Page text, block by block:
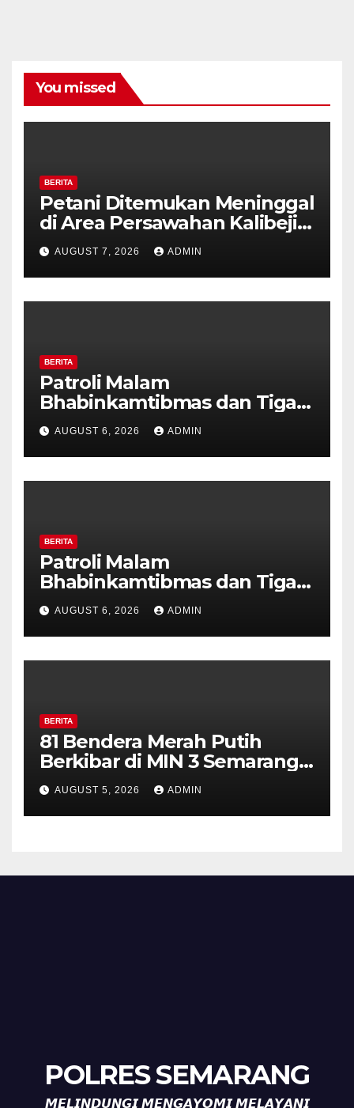
You missed
BERITA
Petani Ditemukan Meninggal
di Area Persawahan Kalibeji,
Polisi Pastikan Tidak Ada
Tanda Kekerasan
AUGUST 7, 2026 ADMIN
BERITA
Patroli Malam
Bhabinkamtibmas dan Tiga
Pilar Kelurahan Ungaran
Perkuat Kamtibmas, Warga
Diajak Aktifkan Ronda
AUGUST 6, 2026 ADMIN
BERITA
Patroli Malam
Bhabinkamtibmas dan Tiga
Pilar Kelurahan Ungaran
Perkuat Kamtibmas, Warga
Diajak Aktifkan Ronda
AUGUST 6, 2026 ADMIN
BERITA
81 Bendera Merah Putih
Berkibar di MIN 3 Semarang,
Bhabinkamtibmas Desa
Timpik Hadiri Peringatan
HUT ke-81 Kemerdekaan RI
AUGUST 5, 2026 ADMIN
POLRES SEMARANG
𝙈𝙀𝙇𝙄𝙉𝘿𝙐𝙉𝙂𝙄 𝙈𝙀𝙉𝙂𝘼𝙔𝙊𝙈𝙄 𝙈𝙀𝙇𝘼𝙔𝘼𝙉𝙄